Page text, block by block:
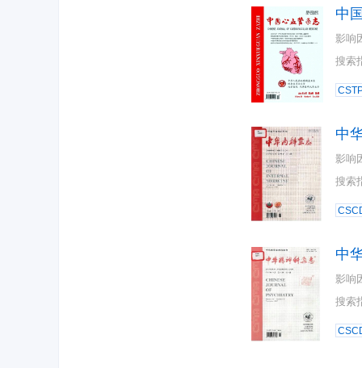
中
影响
搜索
中
影响
搜索
中
影响
搜索